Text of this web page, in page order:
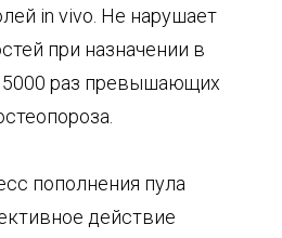
in vivo. Не нарушает
при назначении в
5000 раз превышающих
пополнения пула
действие